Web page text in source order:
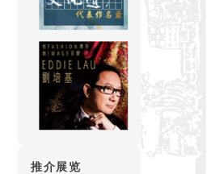
推介展览